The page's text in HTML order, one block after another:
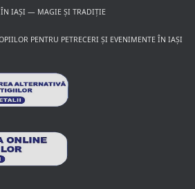
ÎN IAȘI — MAGIE ȘI TRADIȚIE
PENTRU PETRECERI ȘI EVENIMENTE ÎN IAȘI